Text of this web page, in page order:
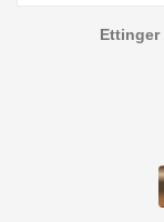
Ettinger